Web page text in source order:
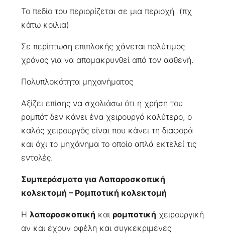
Το πεδίο του περιορίζεται σε μια περιοχή (πχ
κάτω κοιλια)
Σε περίπτωση επιπλοκής χάνεται πολύτιμος
χρόνος για να απομακρυνθεί από τον ασθενή.
Πολυπλοκότητα μηχανήματος
Αξίζει επίσης να σχολιάσω ότι η χρήση του
ρομπότ δεν κάνει ένα χειρουργό καλύτερο, ο
καλός χειρουργός είναι που κάνει τη διαφορά
και όχι το μηχάνημα το οποίο απλά εκτελεί τις
εντολές.
Συμπεράσματα για Λαπαροσκοπική
κολεκτομή – Ρομποτική κολεκτομή
Η λαπαροσκοπική και ρομποτική χειρουργική
αν και έχουν οφέλη και συγκεκριμένες